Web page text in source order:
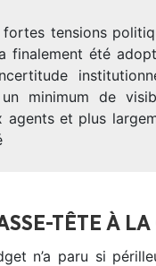
tensions
finalement été
minimum de
et plus
TÊTE À
n’a paru si